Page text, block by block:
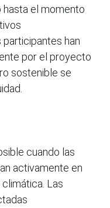
hasta el momento
han
por el proyecto
sostenible se
cuando las
activamente en
Las